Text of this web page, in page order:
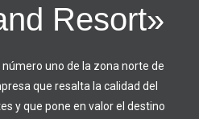
Resort»
número uno de la zona norte de
que resalta la calidad del
y que pone en valor el destino